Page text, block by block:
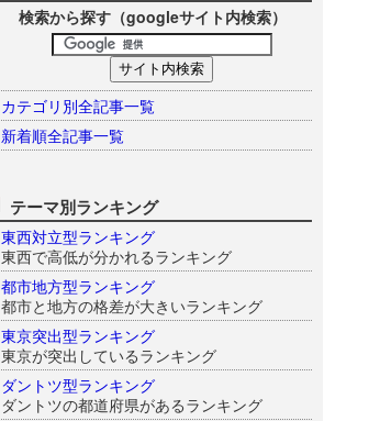
検索から探す（googleサイト内検索）
カテゴリ別全記事一覧
新着順全記事一覧
テーマ別ランキング
東西対立型ランキング
東西で高低が分かれるランキング
都市地方型ランキング
都市と地方の格差が大きいランキング
東京突出型ランキング
東京が突出しているランキング
ダントツ型ランキング
ダントツの都道府県があるランキング